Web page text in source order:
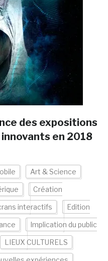
des expositions
en 2018
Art & Science
Création
interactifs Edition
Implication du public
LIEUX CULTURELS